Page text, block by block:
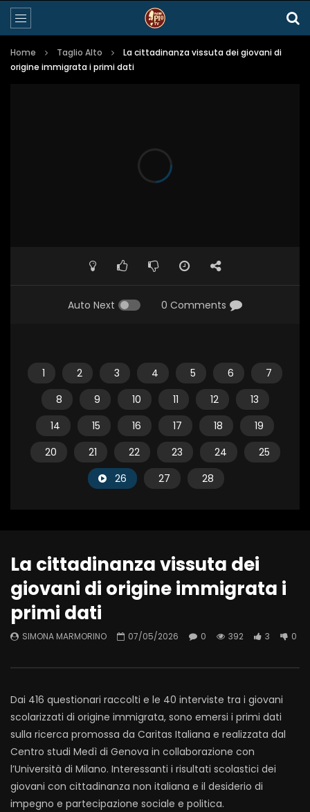
Home Taglio Alto
La cittadinanza vissuta dei giovani di
origine immigrata i primi dati
Auto Next 0 Comments
1 2 3 4 5 6
7
8
9 10 11 12
13
14
15 16 17 18
19
20
21 22 23 24
25
26
27 28
La cittadinanza vissuta dei
giovani di origine immigrata i
primi dati
SIMONA MARMORINO 07/05/2026 0 392 3 0
Dai 416 questionari raccolti e le 40 interviste tra i giovani
scolarizzati di origine immigrata, sono emersi i primi dati
sulla ricerca promossa da Caritas Italiana e realizzata dal
Centro studi Medì di Genova in collaborazione con
l’Università di Milano. Interessanti i risultati scolastici dei
giovani con cittadinanza non italiana e il desiderio di
impegno e partecipazione sociale e politica.